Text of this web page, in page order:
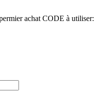
achat CODE à utiliser: